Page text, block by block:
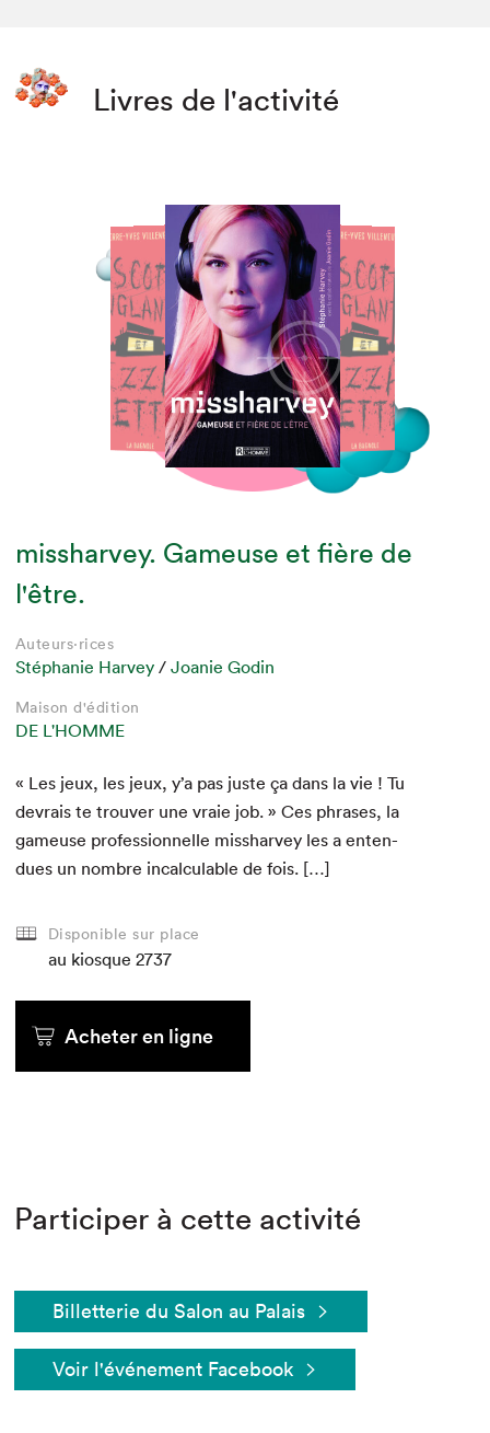
Livres de l'activité
Auteurs·rices
Stéphanie Harvey Joanie Godin
Maison d'édition
DE L'HOMME
au kiosque
Acheter en ligne
Auteur·rice
Pierre-Yves Villeneuve
Maison d'édition
DE LA BAGNOLE
16
PAYANT
au kiosque
Acheter en ligne
missharvey. Gameuse et fière de
l'être.
Auteurs·rices
Stéphanie Harvey/ Joanie Godin
Maison d'édition
DE L'HOMME
« Les jeux, les jeux, y’a pas juste ça dans la vie ! Tu
devrais te trou­ver une vraie job. » Ces phras­es, la
gameuse pro­fes­sion­nelle mis­shar­vey les a enten­
dues un nom­bre incal­cu­la­ble de fois. […]
Disponible sur place
au kiosque 2737
Acheter en ligne
Auteur·rice
Pierre-Yves Villeneuve
Maison d'édition
DE LA BAGNOLE
16
PAYANT
au kiosque
Acheter en ligne
Auteurs·rices
Stéphanie Harvey Joanie Godin
Maison d'édition
DE L'HOMME
au kiosque
Acheter en ligne
Auteur·rice
Pierre-Yves Villeneuve
Maison d'édition
DE LA BAGNOLE
16
PAYANT
au kiosque
Acheter en ligne
Participer à cette activité
Billetterie du Salon au Palais
Voir l'événement Facebook